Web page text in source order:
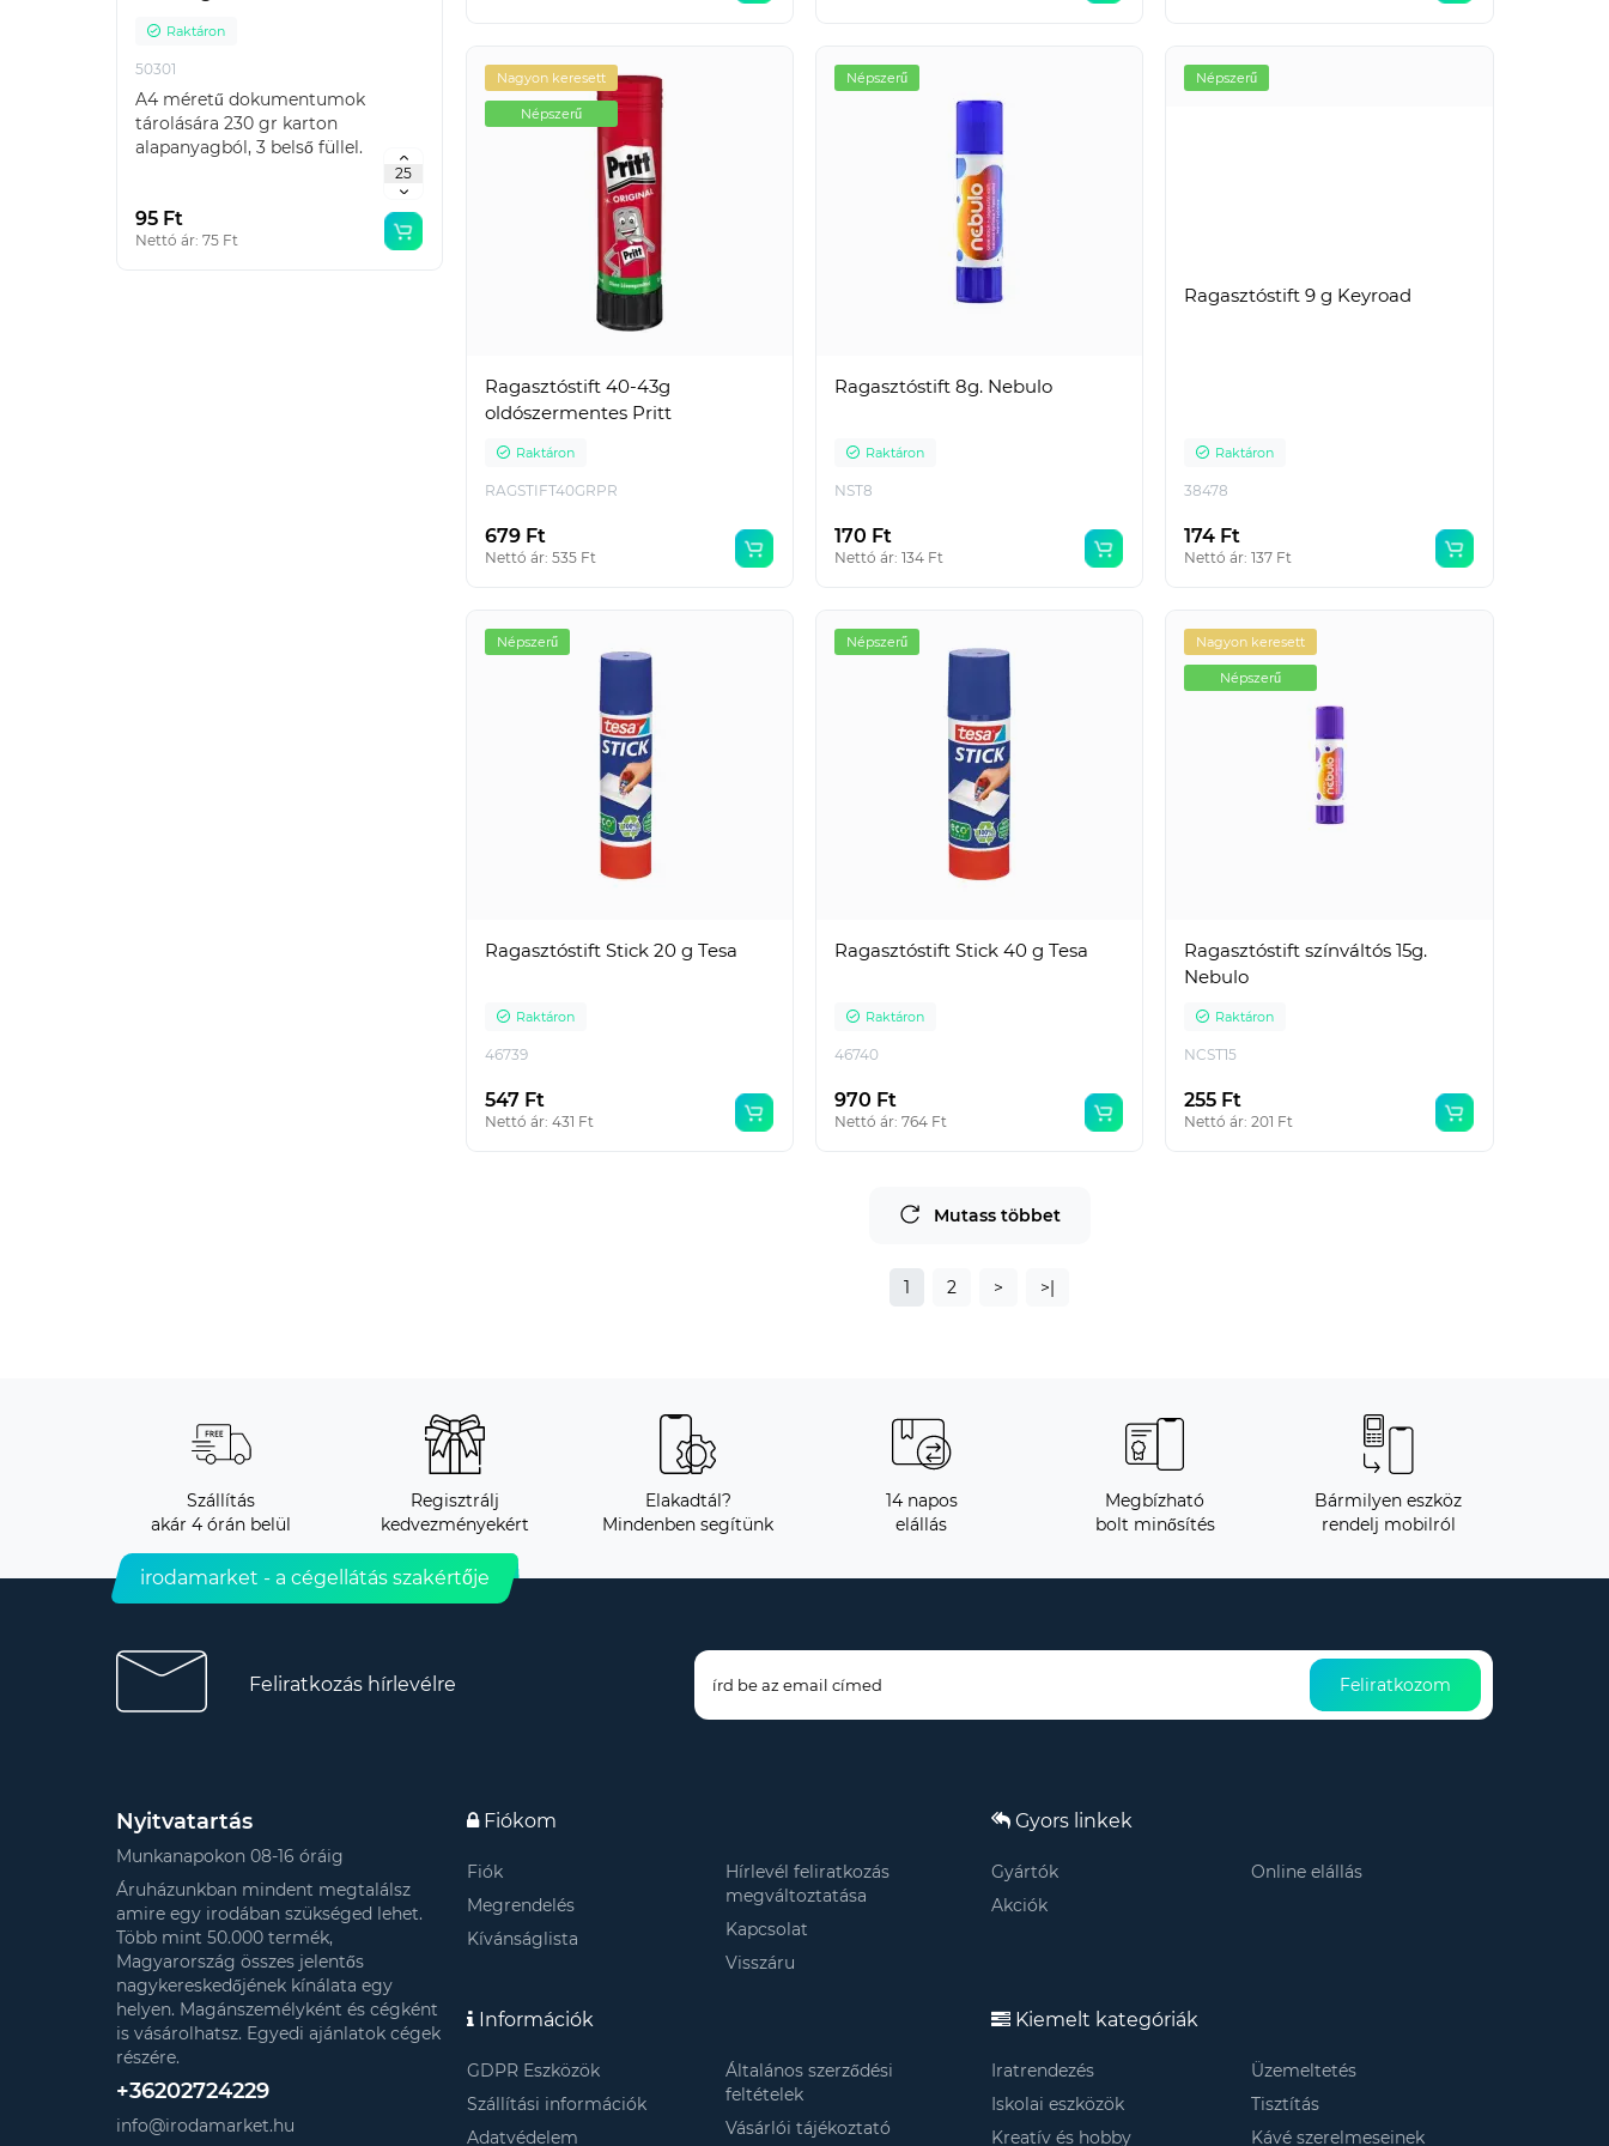
Raktáron
50301
A4 méretű dokumentumok
tárolására 230 gr karton
alapanyagból, 3 belső füllel.
95 Ft
Nettó ár: 75 Ft
IRA4LILA75MM
Emelőkaros iratrendező általános
használatra. Kívül PP, belül fehér
karton borítással, kihúzólyukkal..
ECOEP603XLMA
Epson Expression Home XP-2100,
Epson Expression Home XP-2105,
Epson Expression Home XP-3100,
ELO200TRPIR
Nagyon keresett
Népszerű
Ragasztóstift 40-43g
oldószermentes Pritt
Raktáron
RAGSTIFT40GRPR
679 Ft
Nettó ár: 535 Ft
Népszerű
Ragasztóstift 8g. Nebulo
Raktáron
NST8
170 Ft
Nettó ár: 134 Ft
Népszerű
Ragasztóstift 9 g Keyroad
Raktáron
38478
174 Ft
Nettó ár: 137 Ft
Népszerű
Ragasztóstift Stick 20 g Tesa
Raktáron
46739
547 Ft
Nettó ár: 431 Ft
Népszerű
Ragasztóstift Stick 40 g Tesa
Raktáron
46740
970 Ft
Nettó ár: 764 Ft
Nagyon keresett
Népszerű
Ragasztóstift színváltós 15g.
Nebulo
Raktáron
NCST15
255 Ft
Nettó ár: 201 Ft
Mutass többet
1 2 > >|
Szállítás
akár 4 órán belül
Regisztrálj
kedvezményekért
Elakadtál?
Mindenben segítünk
14 napos
elállás
Megbízható
bolt minősítés
Bármilyen eszköz
rendelj mobilról
irodamarket - a cégellátás szakértője
Feliratkozás hírlevélre Feliratkozom
Nyitvatartás
Munkanapokon 08-16 óráig
Áruházunkban mindent megtalálsz
amire egy irodában szükséged lehet.
Több mint 50.000 termék,
Magyarország összes jelentős
nagykereskedőjének kínálata egy
helyen. Magánszemélyként és cégként
is vásárolhatsz. Egyedi ajánlatok cégek
részére.
+36202724229
info@irodamarket.hu
Fiókom
Fiók
Megrendelés
Kívánságlista
Hírlevél feliratkozás
megváltoztatása
Kapcsolat
Visszáru
Gyors linkek
Gyártók
Akciók
Online elállás
Információk
GDPR Eszközök
Szállítási információk
Adatvédelem
Általános szerződési
feltételek
Vásárlói tájékoztató
Kiemelt kategóriák
Iratrendezés
Iskolai eszközök
Kreatív és hobby
Üzemeltetés
Tisztítás
Kávé szerelmeseinek